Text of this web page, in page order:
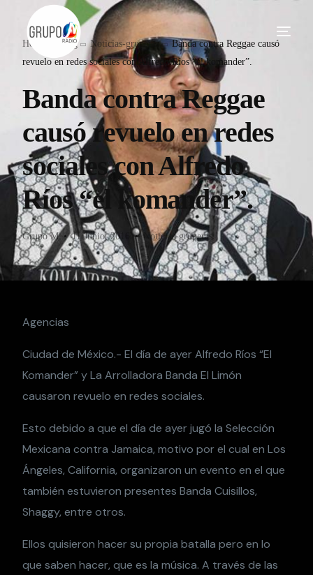
Home Blog Noticias-gruperas
Banda contra Reggae causó
revuelo en redes sociales con Alfredo Ríos “el komander”.
Banda contra Reggae
causó revuelo en redes
sociales con Alfredo
Ríos “el komander”.
Grupo M 11 Junio, 2016 Noticias-gruperas
Agencias
Ciudad de México.- El día de ayer Alfredo Ríos “El
Komander” y La Arrolladora Banda El Limón
causaron revuelo en redes sociales.
Esto debido a que el día de ayer jugó la Selección
Mexicana contra Jamaica, motivo por el cual en Los
Ángeles, California, organizaron un evento en el que
también estuvieron presentes Banda Cuisillos,
Shaggy, entre otros.
Ellos quisieron hacer su propia batalla pero en lo
que saben hacer, que es la música. A través de las